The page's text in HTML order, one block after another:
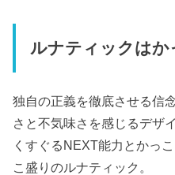
ルナティックはか
独自の正義を徹底させる信
さと不気味さを感じるデザ
くすぐるNEXT能力とかっ
こ盛りのルナティック。